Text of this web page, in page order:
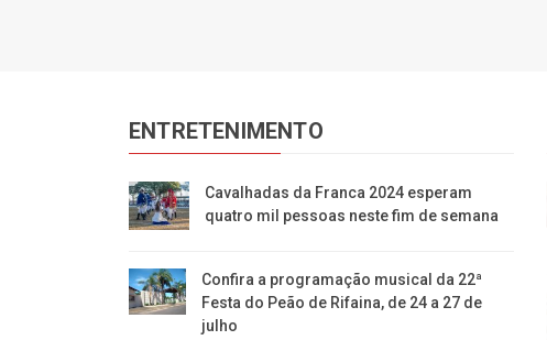
ENTRETENIMENTO
Cavalhadas da Franca 2024 esperam
quatro mil pessoas neste fim de semana
Confira a programação musical da 22ª
Festa do Peão de Rifaina, de 24 a 27 de
julho